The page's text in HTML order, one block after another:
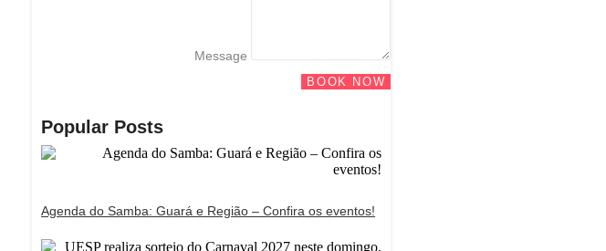
Message
BOOK NOW
Popular Posts
Agenda do Samba: Guará e Região – Confira os eventos!